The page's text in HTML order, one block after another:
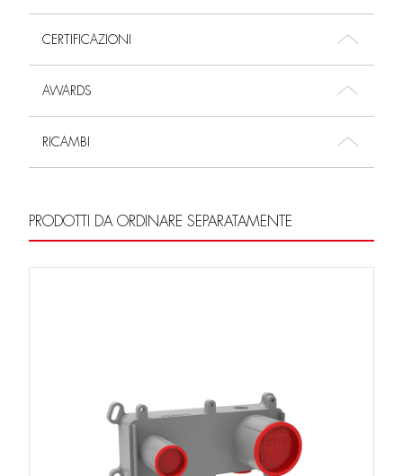
CERTIFICAZIONI
AWARDS
RICAMBI
PRODOTTI DA ORDINARE SEPARATAMENTE